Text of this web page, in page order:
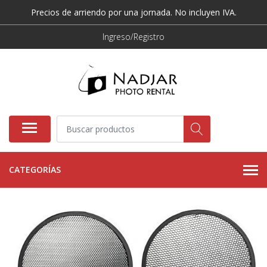
Precios de arriendo por una jornada. No incluyen IVA.
Ingreso/Registro
CATEGORÍAS